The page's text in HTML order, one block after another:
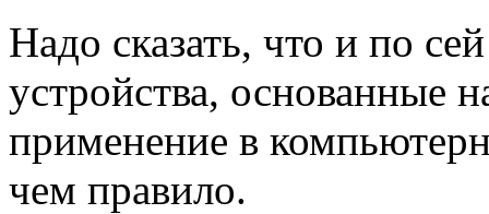
Надо сказать, что и по
устройства, основанные
применение в
чем правило.